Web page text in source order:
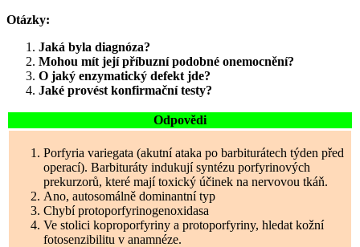
Otázky:
Jaká byla diagnóza?
Mohou mít její příbuzní podobné onemocnění?
O jaký enzymatický defekt jde?
Jaké provést konfirmační testy?
Odpovědi
Porfyria variegata (akutní ataka po barbiturátech týden před
operací). Barbituráty indukují syntézu porfyrinových
prekurzorů, které mají toxický účinek na nervovou tkáň.
Ano, autosomálně dominantní typ
Chybí protoporfyrinogenoxidasa
Ve stolici koproporfyriny a protoporfyriny, hledat kožní
fotosenzibilitu v anamnéze.